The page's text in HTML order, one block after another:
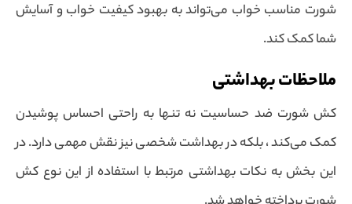
شورت مناسب خواب می‌تواند به بهبود کیفیت خواب و آسایش
شما کمک کند.
ملاحظات بهداشتی
کش شورت ضد حساسیت نه تنها به راحتی احساس پوشیدن
کمک می‌کند ، بلکه در بهداشت شخصی نیز نقش مهمی دارد. در
این بخش به نکات بهداشتی مرتبط با استفاده از این نوع کش